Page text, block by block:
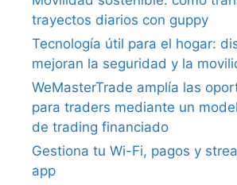
trayectos diarios con guppy
Tecnología útil para el hogar:
mejoran la seguridad y la
WeMasterTrade amplía las
para traders mediante un
de trading financiado
Gestiona tu Wi-Fi, pagos y
app